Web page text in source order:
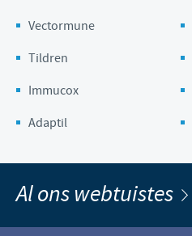
Vectormune
Tildren
Immucox
Adaptil
Al ons webtuistes